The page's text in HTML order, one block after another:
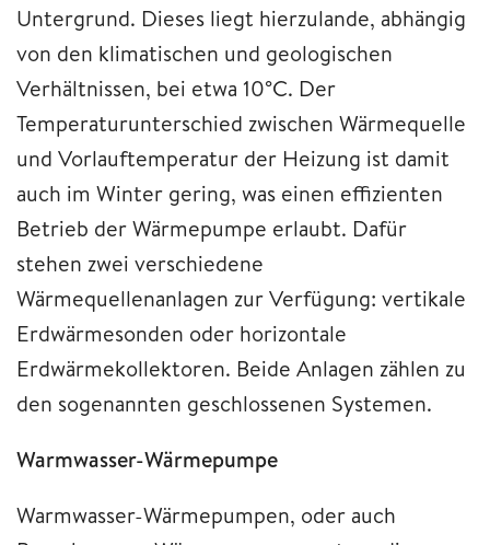
Untergrund. Dieses liegt hierzulande, abhängig
von den klimatischen und geologischen
Verhältnissen, bei etwa 10°C. Der
Temperaturunterschied zwischen Wärmequelle
und Vorlauftemperatur der Heizung ist damit
auch im Winter gering, was einen effizienten
Betrieb der Wärmepumpe erlaubt. Dafür
stehen zwei verschiedene
Wärmequellenanlagen zur Verfügung: vertikale
Erdwärmesonden oder horizontale
Erdwärmekollektoren. Beide Anlagen zählen zu
den sogenannten geschlossenen Systemen.
Warmwasser-Wärmepumpe
Warmwasser-Wärmepumpen, oder auch